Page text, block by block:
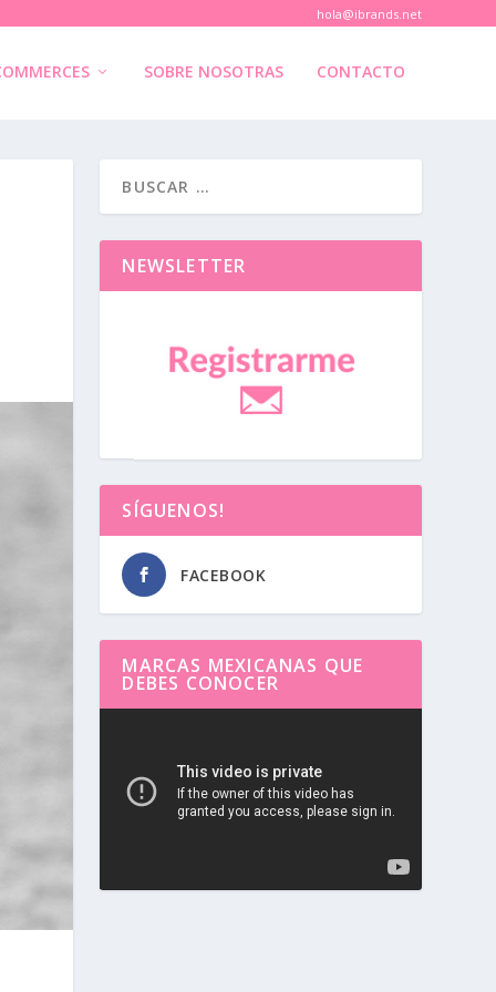
hola@ibrands.net
SOBRE NOSOTRAS CONTACTO
NEWSLETTER
SÍGUENOS!
FACEBOOK
MARCAS MEXICANAS QUE
DEBES CONOCER